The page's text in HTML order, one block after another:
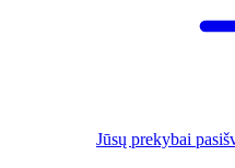
Jūsų prekybai